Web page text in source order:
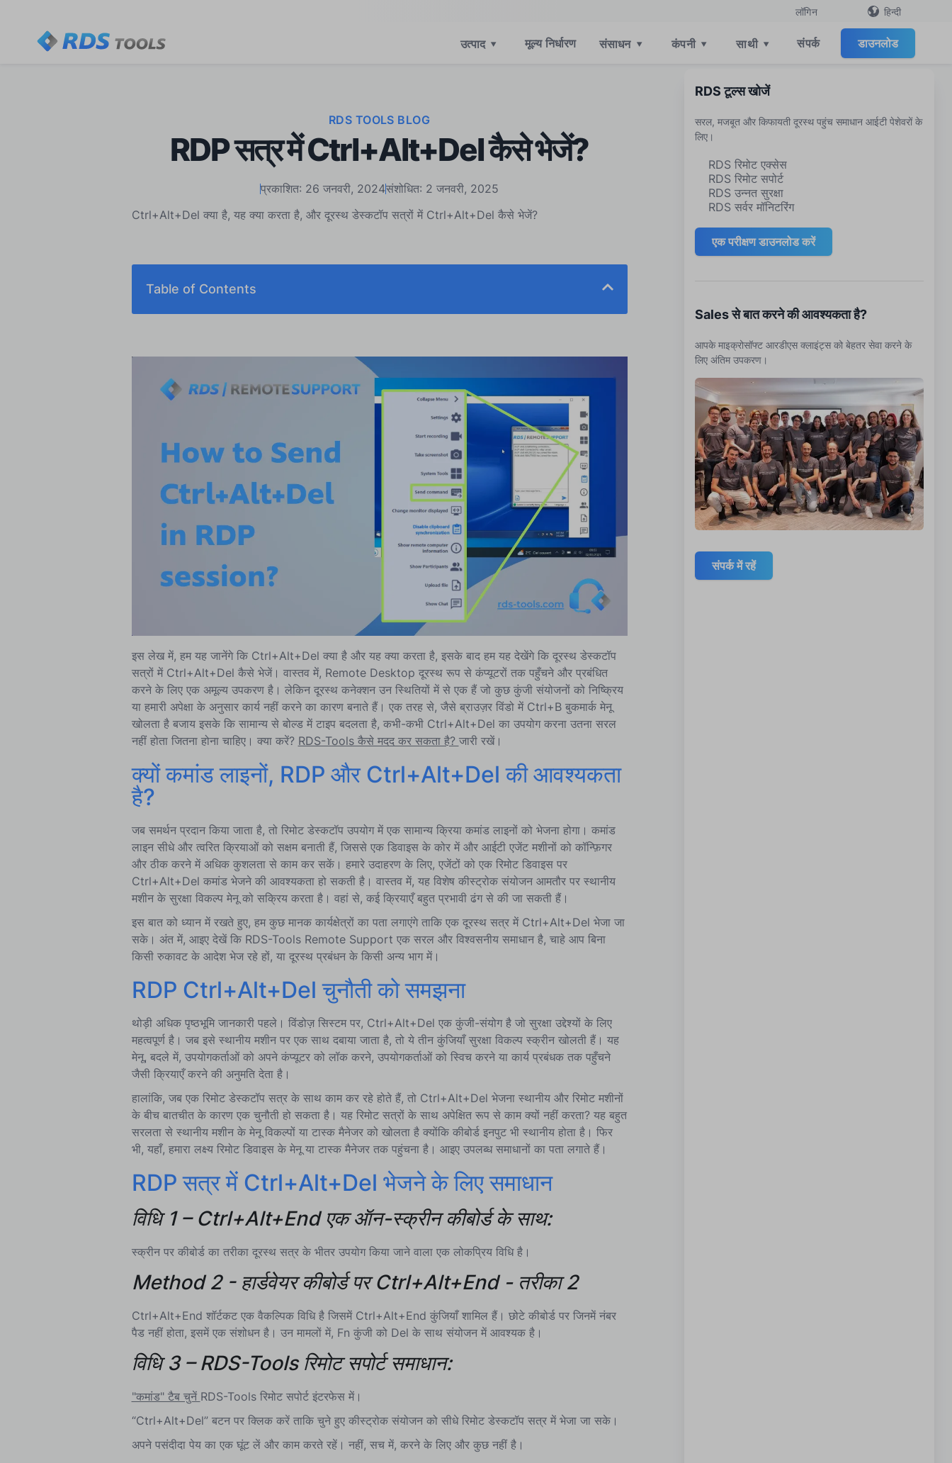
लॉगिन हिन्दी
उत्पाद ▾ मूल्य निर्धारण संसाधन ▾ कंपनी ▾ साथी ▾ संपर्क डाउनलोड
RDS TOOLS BLOG
RDP सत्र में Ctrl+Alt+Del कैसे भेजें?
प्रकाशित: 26 जनवरी, 2024संशोधित: 2 जनवरी, 2025
Ctrl+Alt+Del क्या है, यह क्या करता है, और दूरस्थ डेस्कटॉप सत्रों में Ctrl+Alt+Del कैसे भेजें?
Table of Contents
RDP Ctrl+Alt+Del चुनौती को समझना
RDP सत्र में Ctrl+Alt+Del भेजने के लिए समाधान
RDS-Tools सॉफ़्टवेयर में हमारा किफायती Remote Support समाधान शामिल है
Remote Desktop पर Ctrl+Alt+Del भेजने के लिए कैसे समाप्त करें
इस लेख में, हम यह जानेंगे कि Ctrl+Alt+Del क्या है और यह क्या करता है, इसके बाद हम यह देखेंगे कि दूरस्थ डेस्कटॉप
सत्रों में Ctrl+Alt+Del कैसे भेजें। वास्तव में, Remote Desktop दूरस्थ रूप से कंप्यूटरों तक पहुँचने और प्रबंधित
करने के लिए एक अमूल्य उपकरण है। लेकिन दूरस्थ कनेक्शन उन स्थितियों में से एक हैं जो कुछ कुंजी संयोजनों को निष्क्रिय
या हमारी अपेक्षा के अनुसार कार्य नहीं करने का कारण बनाते हैं। एक तरह से, जैसे ब्राउज़र विंडो में Ctrl+B बुकमार्क मेनू
खोलता है बजाय इसके कि सामान्य से बोल्ड में टाइप बदलता है, कभी-कभी Ctrl+Alt+Del का उपयोग करना उतना सरल
नहीं होता जितना होना चाहिए। क्या करें? RDS-Tools कैसे मदद कर सकता है? जारी रखें।
क्यों कमांड लाइनों, RDP और Ctrl+Alt+Del की आवश्यकता
है?
जब समर्थन प्रदान किया जाता है, तो रिमोट डेस्कटॉप उपयोग में एक सामान्य क्रिया कमांड लाइनों को भेजना होगा। कमांड
लाइन सीधे और त्वरित क्रियाओं को सक्षम बनाती हैं, जिससे एक डिवाइस के कोर में और आईटी एजेंट मशीनों को कॉन्फ़िगर
और ठीक करने में अधिक कुशलता से काम कर सकें। हमारे उदाहरण के लिए, एजेंटों को एक रिमोट डिवाइस पर
Ctrl+Alt+Del कमांड भेजने की आवश्यकता हो सकती है। वास्तव में, यह विशेष कीस्ट्रोक संयोजन आमतौर पर स्थानीय
मशीन के सुरक्षा विकल्प मेनू को सक्रिय करता है। वहां से, कई क्रियाएँ बहुत प्रभावी ढंग से की जा सकती हैं।
इस बात को ध्यान में रखते हुए, हम कुछ मानक कार्यक्षेत्रों का पता लगाएंगे ताकि एक दूरस्थ सत्र में Ctrl+Alt+Del भेजा जा
सके। अंत में, आइए देखें कि RDS-Tools Remote Support एक सरल और विश्वसनीय समाधान है, चाहे आप बिना
किसी रुकावट के आदेश भेज रहे हों, या दूरस्थ प्रबंधन के किसी अन्य भाग में।
RDP Ctrl+Alt+Del चुनौती को समझना
थोड़ी अधिक पृष्ठभूमि जानकारी पहले। विंडोज़ सिस्टम पर, Ctrl+Alt+Del एक कुंजी-संयोग है जो सुरक्षा उद्देश्यों के लिए
महत्वपूर्ण है। जब इसे स्थानीय मशीन पर एक साथ दबाया जाता है, तो ये तीन कुंजियाँ सुरक्षा विकल्प स्क्रीन खोलती हैं। यह
मेनू, बदले में, उपयोगकर्ताओं को अपने कंप्यूटर को लॉक करने, उपयोगकर्ताओं को स्विच करने या कार्य प्रबंधक तक पहुँचने
जैसी क्रियाएँ करने की अनुमति देता है।
हालांकि, जब एक रिमोट डेस्कटॉप सत्र के साथ काम कर रहे होते हैं, तो Ctrl+Alt+Del भेजना स्थानीय और रिमोट मशीनों
के बीच बातचीत के कारण एक चुनौती हो सकता है। यह रिमोट सत्रों के साथ अपेक्षित रूप से काम क्यों नहीं करता? यह बहुत
सरलता से स्थानीय मशीन के मेनू विकल्पों या टास्क मैनेजर को खोलता है क्योंकि कीबोर्ड इनपुट भी स्थानीय होता है। फिर
भी, यहाँ, हमारा लक्ष्य रिमोट डिवाइस के मेनू या टास्क मैनेजर तक पहुंचना है। आइए उपलब्ध समाधानों का पता लगाते हैं।
RDP सत्र में Ctrl+Alt+Del भेजने के लिए समाधान
विधि 1 – Ctrl+Alt+End एक ऑन-स्क्रीन कीबोर्ड के साथ:
स्क्रीन पर कीबोर्ड का तरीका दूरस्थ सत्र के भीतर उपयोग किया जाने वाला एक लोकप्रिय विधि है।
Method 2 - हार्डवेयर कीबोर्ड पर Ctrl+Alt+End - तरीका 2
Ctrl+Alt+End शॉर्टकट एक वैकल्पिक विधि है जिसमें Ctrl+Alt+End कुंजियाँ शामिल हैं। छोटे कीबोर्ड पर जिनमें नंबर
पैड नहीं होता, इसमें एक संशोधन है। उन मामलों में, Fn कुंजी को Del के साथ संयोजन में आवश्यक है।
विधि 3 – RDS-Tools रिमोट सपोर्ट समाधान:
"कमांड" टैब चुनें RDS-Tools रिमोट सपोर्ट इंटरफेस में।
“Ctrl+Alt+Del” बटन पर क्लिक करें ताकि चुने हुए कीस्ट्रोक संयोजन को सीधे रिमोट डेस्कटॉप सत्र में भेजा जा सके।
अपने पसंदीदा पेय का एक घूंट लें और काम करते रहें। नहीं, सच में, करने के लिए और कुछ नहीं है।
RDS टूल्स खोजें
सरल, मजबूत और किफायती दूरस्थ पहुंच समाधान आईटी पेशेवरों के
लिए।
RDS रिमोट एक्सेस
RDS रिमोट सपोर्ट
RDS उन्नत सुरक्षा
RDS सर्वर मॉनिटरिंग
एक परीक्षण डाउनलोड करें
Sales से बात करने की आवश्यकता है?
आपके माइक्रोसॉफ्ट आरडीएस क्लाइंट्स को बेहतर सेवा करने के
लिए अंतिम उपकरण।
संपर्क में रहें